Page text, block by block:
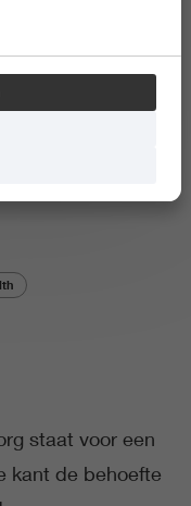
voor de
staat voor een
kant de behoefte